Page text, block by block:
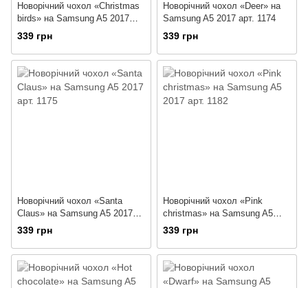
Новорічний чохол «Christmas
birds» на Samsung A5 2017
арт. 1172
339 грн
Новорічний чохол «Deer» на
Samsung A5 2017 арт. 1174
339 грн
Новорічний чохол «Santa
Claus» на Samsung A5 2017
арт. 1175
339 грн
Новорічний чохол «Pink
christmas» на Samsung A5
2017 арт. 1182
339 грн